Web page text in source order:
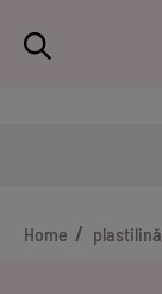
Home plastilină